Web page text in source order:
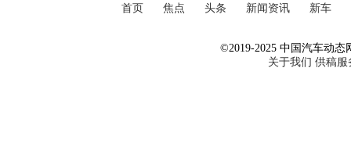
首页 焦点 头条 新闻资讯 新车
©2019-2025 中国汽车动态
关于我们 供稿服